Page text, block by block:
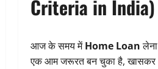
Criteria in India)
आज के समय मेंHome Loanलेना
एक आम जरूरत बन चुका है, खासकर